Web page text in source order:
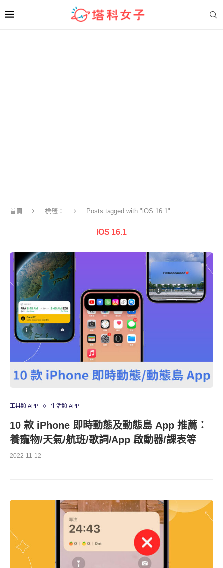
首頁 標籤： Posts tagged with "iOS 16.1"
IOS 16.1
工具類 APP 生活類 APP
10 款 iPhone 即時動態及動態島 App 推薦：
養寵物/天氣/航班/歌詞/App 啟動器/課表等
2022-11-12